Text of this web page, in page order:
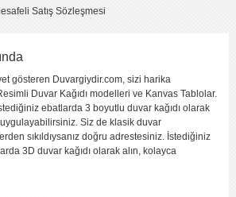
kadar canlı ve yapıştıması çok kolay.
gönderildi)
Satış Sözleşmesi
gösteren Duvargiydir.com, sizi harika
Duvar Kağıdı modelleri ve Kanvas Tablolar.
ebatlarda 3 boyutlu duvar kağıdı olarak
uygulayabilirsiniz. Siz de klasik duvar
sıkıldıysanız doğru adrestesiniz. İstediğiniz
3D duvar kağıdı olarak alın, kolayca